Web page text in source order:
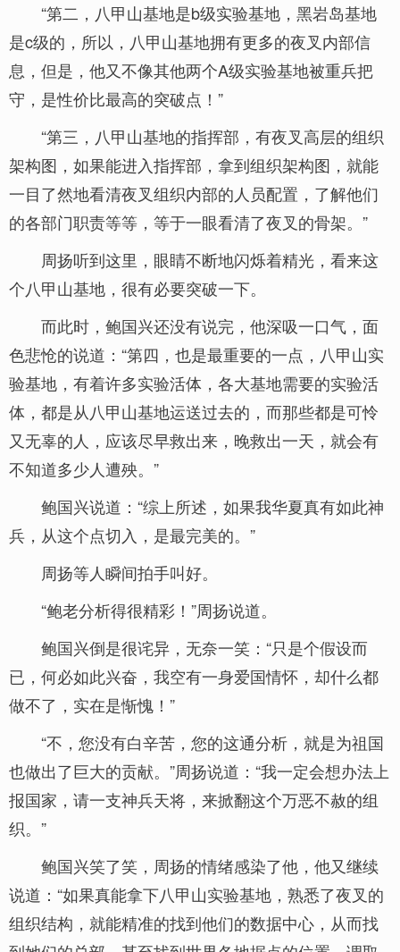
“第二，八甲山基地是b级实验基地，黑岩岛基地
是c级的，所以，八甲山基地拥有更多的夜叉内部信
息，但是，他又不像其他两个A级实验基地被重兵把
守，是性价比最高的突破点！”
“第三，八甲山基地的指挥部，有夜叉高层的组织
架构图，如果能进入指挥部，拿到组织架构图，就能
一目了然地看清夜叉组织内部的人员配置，了解他们
的各部门职责等等，等于一眼看清了夜叉的骨架。”
周扬听到这里，眼睛不断地闪烁着精光，看来这
个八甲山基地，很有必要突破一下。
而此时，鲍国兴还没有说完，他深吸一口气，面
色悲怆的说道：“第四，也是最重要的一点，八甲山实
验基地，有着许多实验活体，各大基地需要的实验活
体，都是从八甲山基地运送过去的，而那些都是可怜
又无辜的人，应该尽早救出来，晚救出一天，就会有
不知道多少人遭殃。”
鲍国兴说道：“综上所述，如果我华夏真有如此神
兵，从这个点切入，是最完美的。”
周扬等人瞬间拍手叫好。
“鲍老分析得很精彩！”周扬说道。
鲍国兴倒是很诧异，无奈一笑：“只是个假设而
已，何必如此兴奋，我空有一身爱国情怀，却什么都
做不了，实在是惭愧！”
“不，您没有白辛苦，您的这通分析，就是为祖国
也做出了巨大的贡献。”周扬说道：“我一定会想办法上
报国家，请一支神兵天将，来掀翻这个万恶不赦的组
织。”
鲍国兴笑了笑，周扬的情绪感染了他，他又继续
说道：“如果真能拿下八甲山实验基地，熟悉了夜叉的
组织结构，就能精准的找到他们的数据中心，从而找